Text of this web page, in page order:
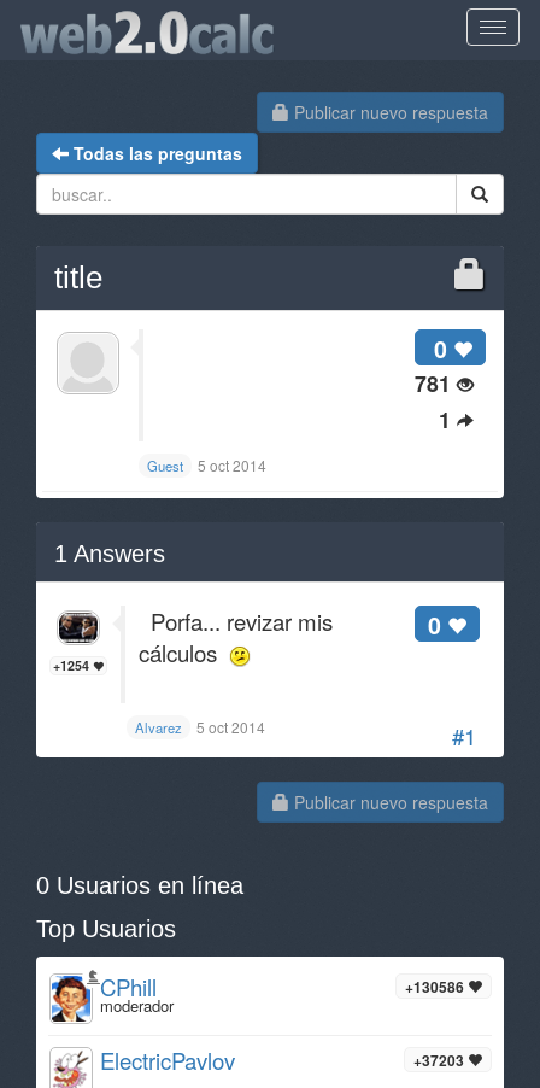
Publicar nuevo respuesta
Todas las preguntas
title
0
781
1
Guest 5 oct 2014
1 Answers
#1
+1254
0
Porfa... revizar mis
cálculos
Alvarez 5 oct 2014
Publicar nuevo respuesta
0 Usuarios en línea
Top Usuarios
+130586
CPhill
moderador
+37203
ElectricPavlov